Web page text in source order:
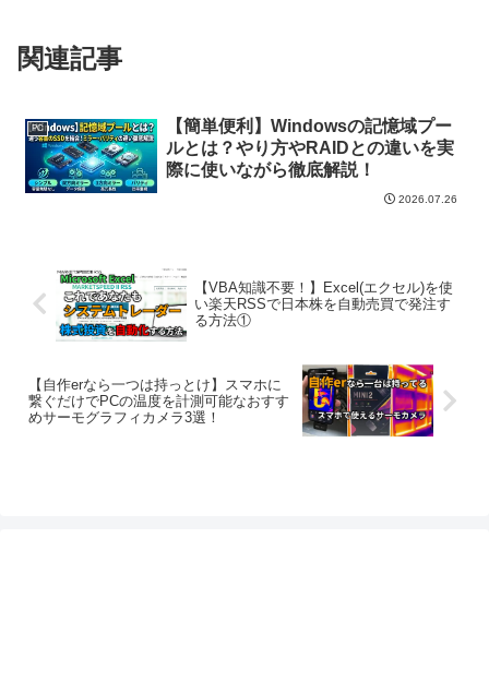
関連記事
PC
【簡単便利】Windowsの記憶域プー
ルとは？やり方やRAIDとの違いを実
際に使いながら徹底解説！
2026.07.26
【VBA知識不要！】Excel(エクセル)を使
い楽天RSSで日本株を自動売買で発注す
る方法①
【自作erなら一つは持っとけ】スマホに
繋ぐだけでPCの温度を計測可能なおすす
めサーモグラフィカメラ3選！